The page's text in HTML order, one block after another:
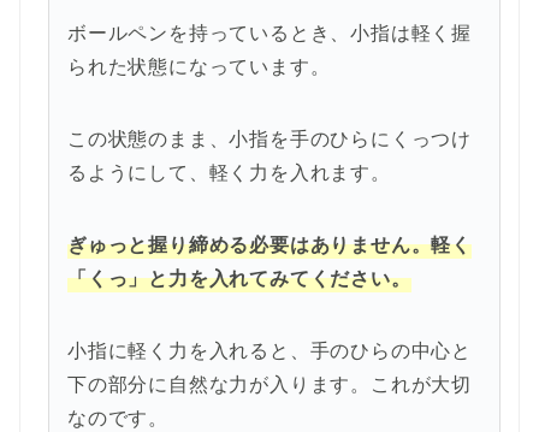
ボールペンを持っているとき、小指は軽く握
られた状態になっています。
この状態のまま、小指を手のひらにくっつけ
るようにして、軽く力を入れます。
ぎゅっと握り締める必要はありません。軽く
「くっ」と力を入れてみてください。
小指に軽く力を入れると、手のひらの中心と
下の部分に自然な力が入ります。これが大切
なのです。